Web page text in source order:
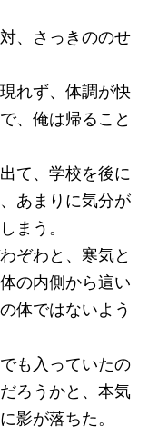
、さっきののせ
れず、体調が快
、俺は帰ること
て、学校を後に
あまりに気分が
まう。
ぞわと、寒気と
の内側から這い
体ではないよう
も入っていたの
ろうかと、本気
影が落ちた。